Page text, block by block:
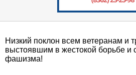
Низкий поклон всем ветеранам и
выстоявшим в жестокой борьбе и
фашизма!